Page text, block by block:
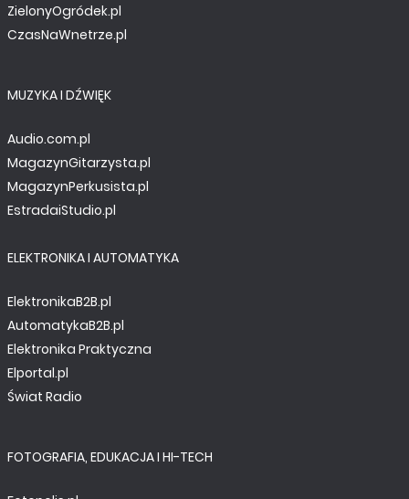
ZielonyOgródek.pl
CzasNaWnetrze.pl
MUZYKA I DŹWIĘK
Audio.com.pl
MagazynGitarzysta.pl
MagazynPerkusista.pl
EstradaiStudio.pl
ELEKTRONIKA I AUTOMATYKA
ElektronikaB2B.pl
AutomatykaB2B.pl
Elektronika Praktyczna
Elportal.pl
Świat Radio
FOTOGRAFIA, EDUKACJA I HI-TECH